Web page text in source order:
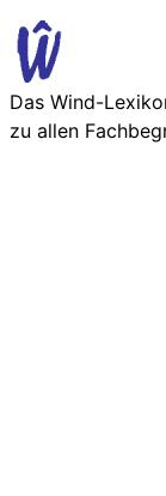
Das Wind-
zu allen